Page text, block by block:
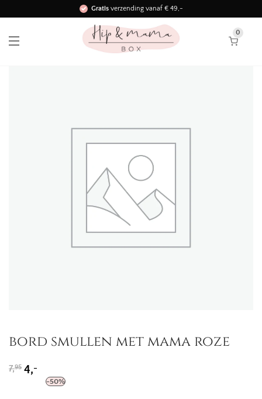
Gratisverzending vanaf € 49,-
Binnen 3 werkdagen in huis!
0
bord smullen met mama roze
7,95 Oorspronkelijke
prijs
4,-
prijs
-50%